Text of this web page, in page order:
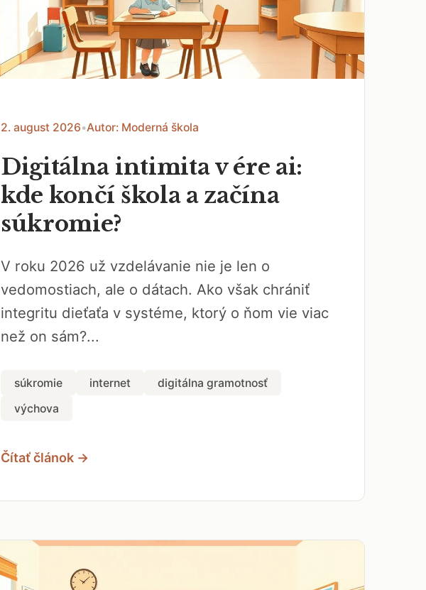
2. august 2026•Autor: Moderná škola
Digitálna intimita v ére ai:
kde končí škola a začína
súkromie?
V roku 2026 už vzdelávanie nie je len o
vedomostiach, ale o dátach. Ako však chrániť
integritu dieťaťa v systéme, ktorý o ňom vie viac
než on sám?...
súkromie internet
digitálna gramotnosť
výchova
Čítať článok →